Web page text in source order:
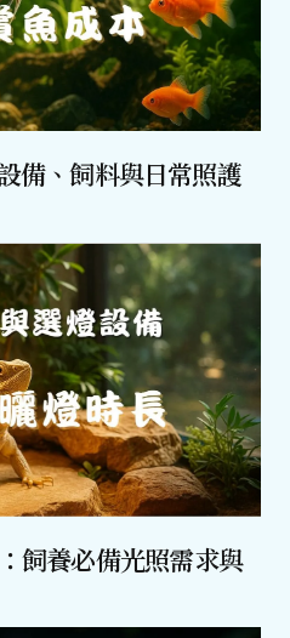
備、飼料與日常照護
飼養必備光照需求與